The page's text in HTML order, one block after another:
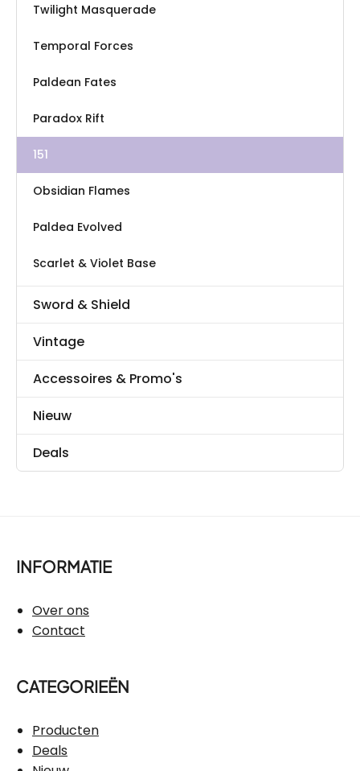
Twilight Masquerade
Temporal Forces
Paldean Fates
Paradox Rift
151
Obsidian Flames
Paldea Evolved
Scarlet & Violet Base
Sword & Shield
Vintage
Accessoires & Promo's
Nieuw
Deals
INFORMATIE
Over ons
Contact
CATEGORIEËN
Producten
Deals